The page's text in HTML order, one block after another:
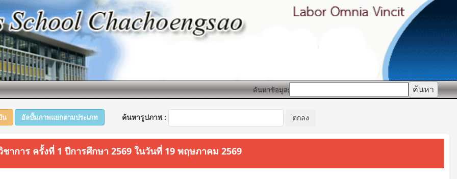
ค้นหาข้อมูล:
น อัลบั้มภาพแยกตามประเภท ค้นหารูปภาพ :
การ ครั้งที่ 1 ปีการศึกษา 2569 ในวันที่ 19 พฤษภาคม 2569